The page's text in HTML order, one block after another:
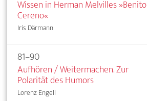
Wissen in Herman Melvilles »Benito
Cereno«
Iris Därmann
81–90
Aufhören / Weitermachen. Zur
Polarität des Humors
Lorenz Engell